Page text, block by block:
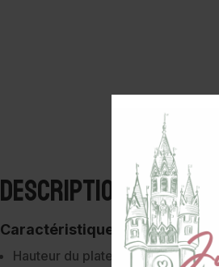
Description
Caractéristiques :
Hauteur du plateau : 2 cm